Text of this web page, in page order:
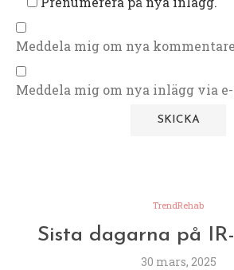
Meddela mig om nya
Meddela mig om nya inlägg via
TrendRehab
Sista dagarna på
30 mars, 2025